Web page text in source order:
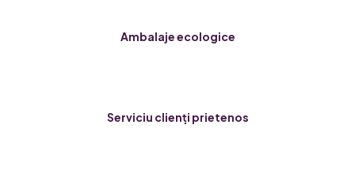
Ambalaje ecologice
Serviciu clienți prietenos